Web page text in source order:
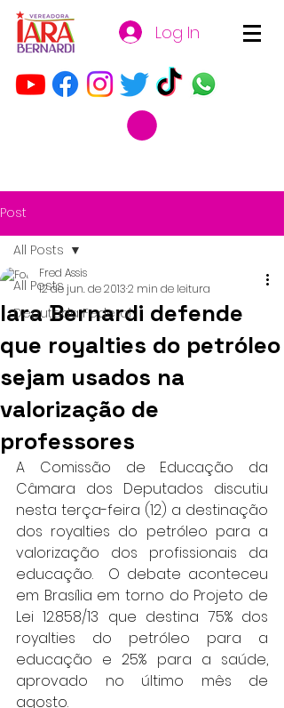
Log In
Post
All Posts
Deputada Federal
All Posts
Iara Bernardi defende
que royalties do petróleo
sejam usados na
valorização de
professores
Fred Assis
12 de jun. de 20132 min de leitura
A Comissão de Educação da
Câmara dos Deputados discutiu
nesta terça-feira (12) a destinação
dos royalties do petróleo para a
valorização dos profissionais da
educação.  O debate aconteceu
em Brasília em torno do Projeto de
Lei 12.858/13 que destina 75% dos
royalties do petróleo para a
educação e 25% para a saúde,
aprovado no último mês de
agosto.